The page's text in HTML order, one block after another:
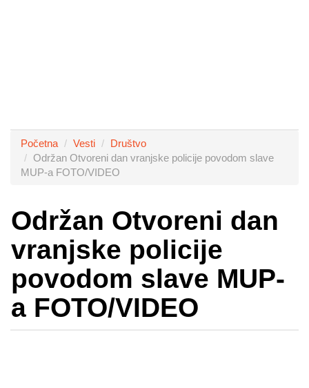
Početna Vesti
Društvo
Održan Otvoreni dan vranjske policije povodom slave
MUP-a FOTO/VIDEO
Održan Otvoreni dan
vranjske policije
povodom slave MUP-
a FOTO/VIDEO